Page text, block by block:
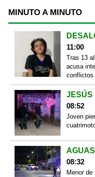
MINUTO A MINUTO
11:00
Tras 13
acusa
conflictos
JESÚS
08:52
Joven
08:32
Menor